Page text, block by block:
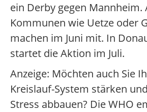
ein Derby gegen Mannheim.
Kommunen wie Uetze oder
machen im Juni mit. In
startet die Aktion im Juli.
Anzeige: Möchten auch Sie
Kreislauf-System stärken
Stress abbauen? Die WHO